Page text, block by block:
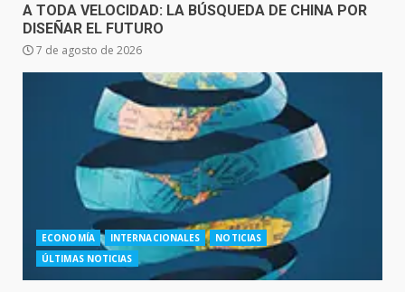
A TODA VELOCIDAD: LA BÚSQUEDA DE CHINA POR
DISEÑAR EL FUTURO
7 de agosto de 2026
ECONOMÍA INTERNACIONALES
NOTICIAS
ÚLTIMAS NOTICIAS